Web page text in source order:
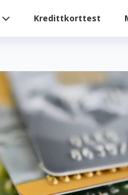
Kredittkorttest